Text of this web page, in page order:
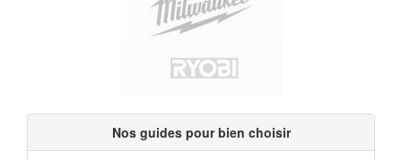
Nos guides pour bien choisir